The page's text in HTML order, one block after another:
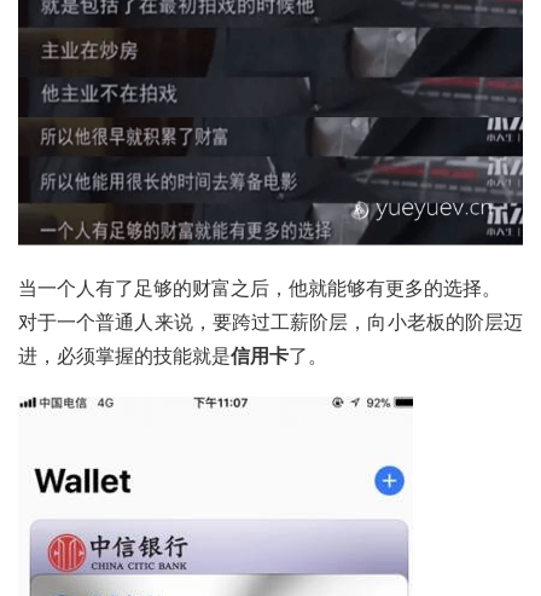
当一个人有了足够的财富之后，他就能够有更多的选择。
对于一个普通人来说，要跨过工薪阶层，向小老板的阶层迈
进，必须掌握的技能就是信用卡了。